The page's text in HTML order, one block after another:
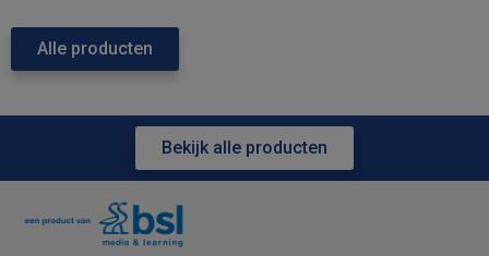
Alle producten
Bekijk alle producten